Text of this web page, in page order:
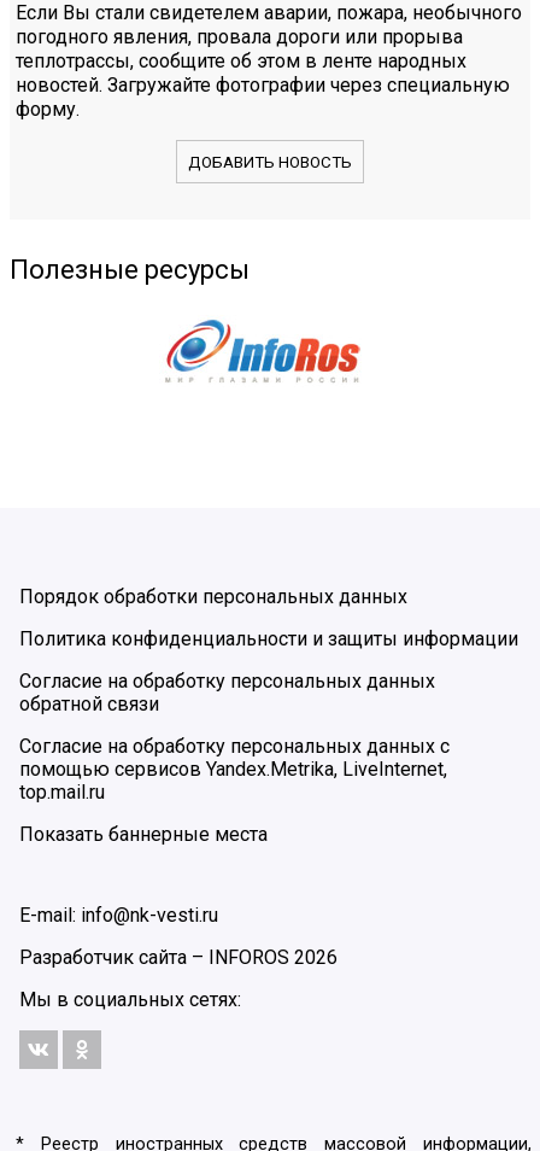
Если Вы стали свидетелем аварии, пожара, необычного
погодного явления, провала дороги или прорыва
теплотрассы, сообщите об этом в ленте народных
новостей. Загружайте фотографии через специальную
форму.
ДОБАВИТЬ НОВОСТЬ
Полезные ресурсы
Порядок обработки персональных данных
Политика конфиденциальности и защиты информации
Согласие на обработку персональных данных
обратной связи
Согласие на обработку персональных данных с
помощью сервисов Yandex.Metrika, LiveInternet,
top.mail.ru
Показать баннерные места
E-mail: info@nk-vesti.ru
Разработчик сайта –
INFOROS 2026
Мы в социальных сетях:
* Реестр иностранных средств массовой информации,